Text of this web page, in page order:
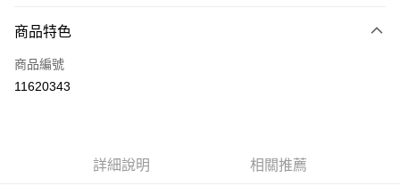
信用卡一次付款
運送方式
商品特色
商品編號
11620343
詳細說明 相關推薦